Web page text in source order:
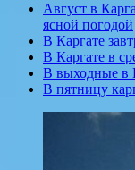
Август в
ясной погодой
В Каргате
В Каргате в
В выходные в
В пятницу